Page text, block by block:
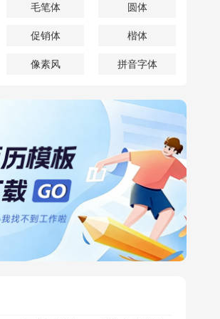
毛笔体 圆体
促销体 楷体
像素风 拼音字体